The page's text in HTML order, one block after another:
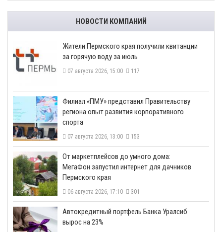
НОВОСТИ КОМПАНИЙ
​Жители Пермского края получили квитанции
за горячую воду за июль
07 августа 2026, 15:00 117
​Филиал «ПМУ» представил Правительству
региона опыт развития корпоративного
спорта
07 августа 2026, 13:00 153
От маркетплейсов до умного дома:
МегаФон запустил интернет для дачников
Пермского края
06 августа 2026, 17:10 301
​Автокредитный портфель Банка Уралсиб
вырос на 23%